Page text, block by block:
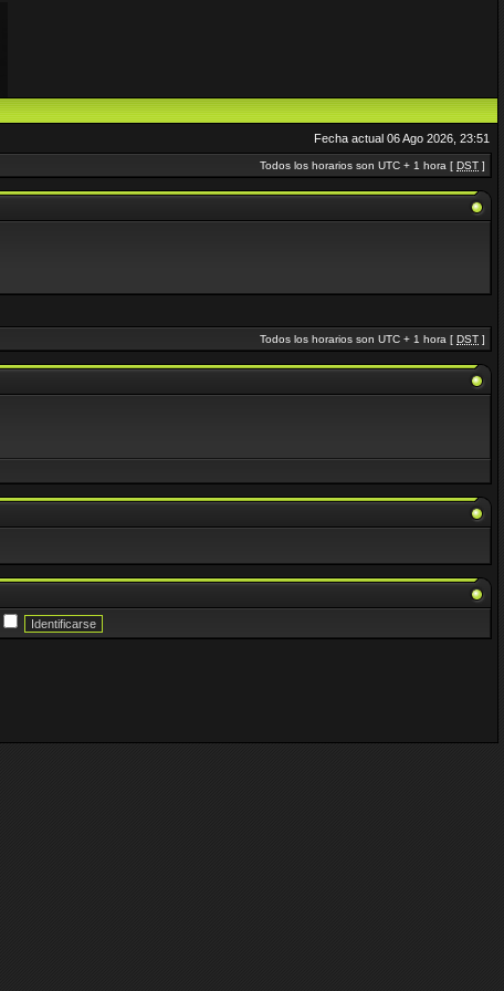
Fecha actual 06 Ago 2026, 23:51
Todos los horarios son UTC + 1 hora [ DST ]
Todos los horarios son UTC + 1 hora [ DST ]